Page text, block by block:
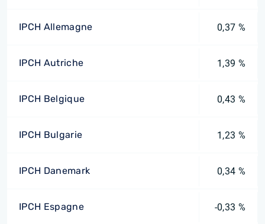
IPCH Allemagne 0,37 %
IPCH Autriche 1,39 %
IPCH Belgique 0,43 %
IPCH Bulgarie 1,23 %
IPCH Danemark 0,34 %
IPCH Espagne -0,33 %